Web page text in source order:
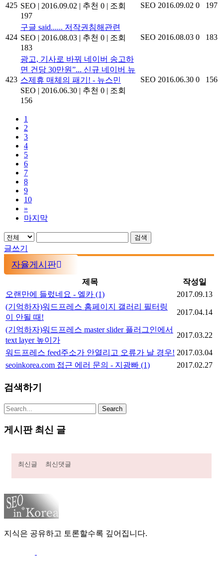
425 SEO | 2016.09.02 | 추천 0 | 조회
197
SEO 2016.09.02 0 197
424
구글 said...... 저작권침해관련
SEO | 2016.08.03 | 추천 0 | 조회
183
SEO 2016.08.03 0 183
423
광고, 기사로 바꿔 네이버 송고하
면 건당 30만원”... 신규 네이버 뉴
스제휴 매체의 패기! - 뉴스민
SEO | 2016.06.30 | 추천 0 | 조회
156
SEO 2016.06.30 0 156
1
2
3
4
5
6
7
8
9
10
»
마지막
검색
글쓰기
자율게시판
제목
작성일
오랜만에 들렀네요 - 엘카 (1)
2017.09.13
(기억하자)워드프레스 홈페이지 갤러리 필터링
이 안될 때!
2017.04.14
(기억하자)워드프레스 master slider 플러그인에서
text layer 높이가
2017.03.22
워드프레스 feed주소가 안열리고 오류가 날 경우! 2017.03.04
seoinkorea.com 접근 에러 문의 - 지광빠 (1) 2017.02.27
검색하기
게시판 최신 글
최신글 최신댓글
지식은 공유하고 토론할수록 깊어집니다.